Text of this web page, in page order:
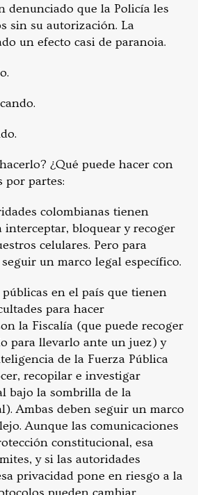
denunciado que la Policía les
sin su autorización. La
un efecto casi de paranoia.
¿Qué puede hacer con
por partes:
colombianas tienen
interceptar, bloquear y recoger
celulares. Pero para
un marco legal específico.
en el país que tienen
para hacer
la Fiscalía (que puede recoger
para llevarlo ante un juez) y
de la Fuerza Pública
recopilar e investigar
bajo la sombrilla de la
Ambas deben seguir un marco
Aunque las comunicaciones
constitucional, esa
y si las autoridades
privacidad pone en riesgo a la